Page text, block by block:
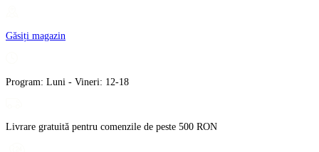
conținut
Găsiți magazin
Program: Luni - Vineri: 12-18
Livrare gratuită pentru comenzile de peste 500 RON